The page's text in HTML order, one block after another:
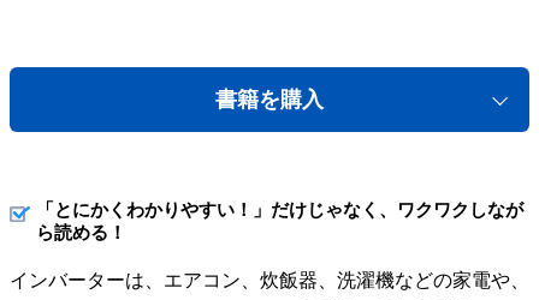
書籍を購入
「とにかくわかりやすい！」だけじゃなく、ワクワクしなが
ら読める！
インバーターは、エアコン、炊飯器、洗濯機などの家電や、